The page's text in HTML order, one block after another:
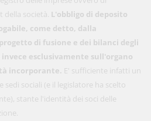
società. L'obbligo di deposito
come detto, dalla
di fusione e dei bilanci degli
esclusivamente sull'organo
incorporante. E' sufficiente infatti un
sociali (e il legislatore ha scelto
stante l'identità dei soci delle